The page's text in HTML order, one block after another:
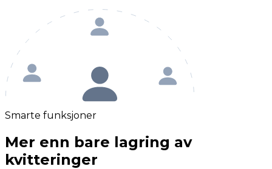
Smarte funksjoner
Mer enn bare lagring av
kvitteringer